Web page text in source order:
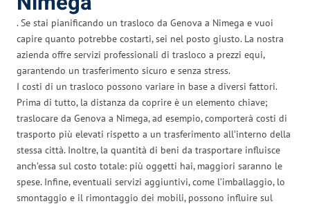
. Se stai pianificando un trasloco da Genova a Nimega e vuoi
capire quanto potrebbe costarti, sei nel posto giusto. La nostra
azienda offre servizi professionali di trasloco a prezzi equi,
garantendo un trasferimento sicuro e senza stress.
I costi di un trasloco possono variare in base a diversi fattori.
Prima di tutto, la distanza da coprire è un elemento chiave;
traslocare da Genova a Nimega, ad esempio, comporterà costi di
trasporto più elevati rispetto a un trasferimento all’interno della
stessa città. Inoltre, la quantità di beni da trasportare influisce
anch’essa sul costo totale: più oggetti hai, maggiori saranno le
spese. Infine, eventuali servizi aggiuntivi, come l’imballaggio, lo
smontaggio e il rimontaggio dei mobili, possono influire sul